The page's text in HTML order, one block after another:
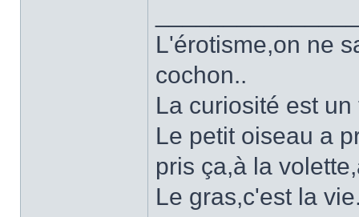
L'érotisme,on ne
cochon..
La curiosité est
Le petit oiseau a
pris ça,à la
Le gras,c'est la